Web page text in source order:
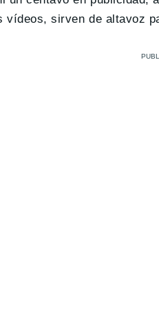
sirven de altavoz